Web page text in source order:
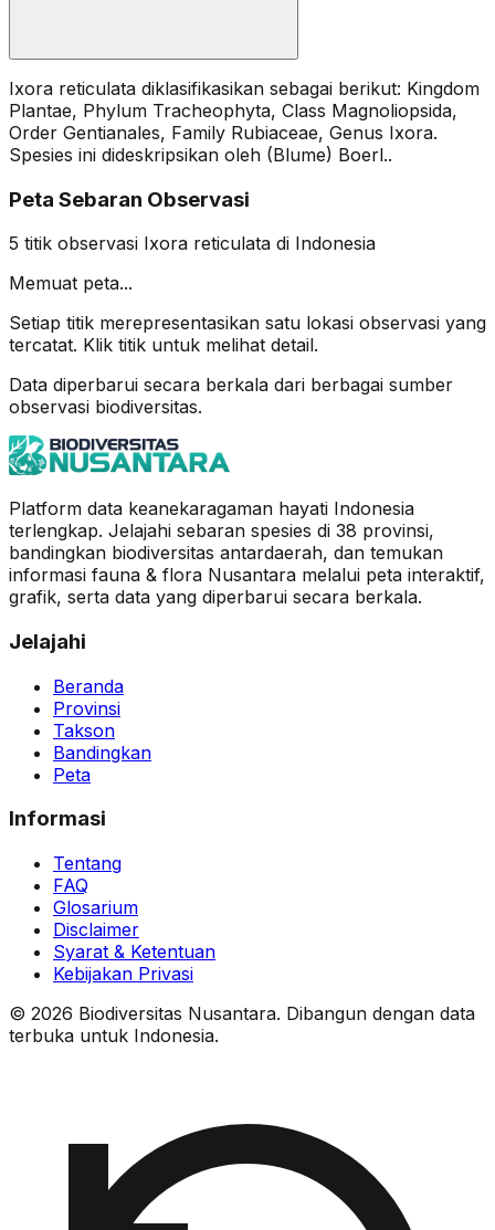
Ixora reticulata diklasifikasikan sebagai berikut: Kingdom
Plantae, Phylum Tracheophyta, Class Magnoliopsida,
Order Gentianales, Family Rubiaceae, Genus Ixora.
Spesies ini dideskripsikan oleh (Blume) Boerl..
Peta Sebaran Observasi
5 titik observasi Ixora reticulata di Indonesia
Memuat peta...
Setiap titik merepresentasikan satu lokasi observasi yang
tercatat. Klik titik untuk melihat detail.
Data diperbarui secara berkala dari berbagai sumber
observasi biodiversitas.
Platform data keanekaragaman hayati Indonesia
terlengkap. Jelajahi sebaran spesies di 38 provinsi,
bandingkan biodiversitas antardaerah, dan temukan
informasi fauna & flora Nusantara melalui peta interaktif,
grafik, serta data yang diperbarui secara berkala.
Jelajahi
Beranda
Provinsi
Takson
Bandingkan
Peta
Informasi
Tentang
FAQ
Glosarium
Disclaimer
Syarat & Ketentuan
Kebijakan Privasi
© 2026 Biodiversitas Nusantara. Dibangun dengan data
terbuka untuk Indonesia.